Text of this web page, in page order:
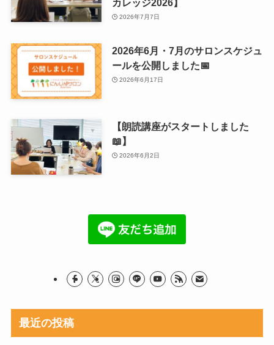
カレッジ2026】
2026年7月7日
2026年6月・7月のサロンスケジュ
ールを公開しました📅
2026年6月17日
【朗読講座がスタートしました
📖】
2026年6月2日
最近の投稿